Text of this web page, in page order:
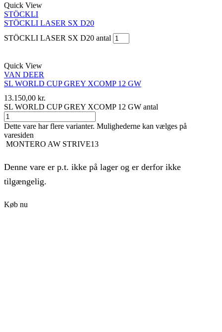
Quick View
STÖCKLI
STÖCKLI LASER SX D20
STÖCKLI LASER SX D20 antal
Quick View
VAN DEER
SL WORLD CUP GREY XCOMP 12 GW
13.150,00 kr.
SL WORLD CUP GREY XCOMP 12 GW antal
Dette vare har flere varianter. Mulighederne kan vælges på
varesiden
MONTERO AW STRIVE13
Denne vare er p.t. ikke på lager og er derfor ikke
tilgængelig.
Køb nu